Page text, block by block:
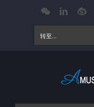
WeChatLinkedIn
Weibo
转至...